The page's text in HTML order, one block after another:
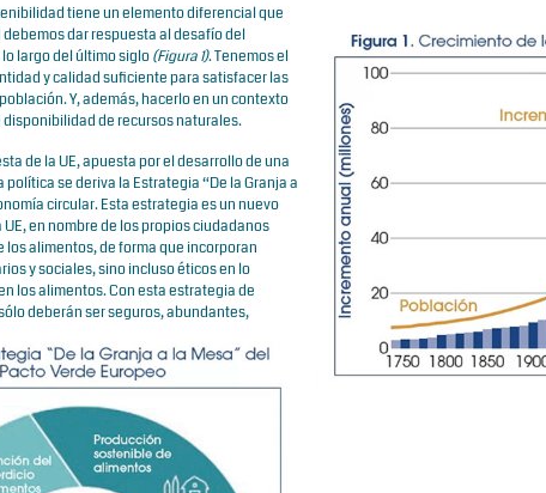
tiene un elemento diferencial que
dar respuesta al desafío del
largo del último siglo(Figura 1). Tenemos el
y calidad suficiente para satisfacer las
Y, además, hacerlo en un contexto
de recursos naturales.
de la UE, apuesta por el desarrollo de una
se deriva la Estrategia “De la Granja a
circular. Esta estrategia es un nuevo
en nombre de los propios ciudadanos
alimentos, de forma que incorporan
y sociales, sino incluso éticos en lo
los alimentos. Con esta estrategia de
deberán ser seguros, abundantes,